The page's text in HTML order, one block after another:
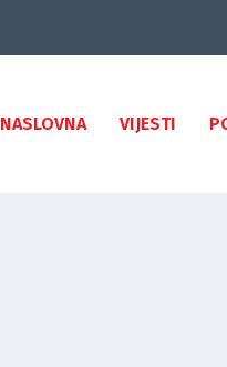
NASLOVNA VIJESTI